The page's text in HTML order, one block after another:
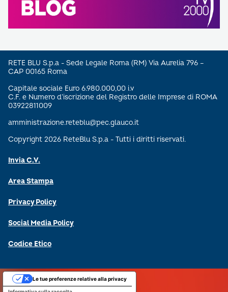
RETE BLU S.p.a - Sede Legale Roma (RM) Via Aurelia 796 –
CAP 00165 Roma
Capitale sociale Euro 6.980.000,00 i.v
C.F. e Numero d’iscrizione del Registro delle Imprese di ROMA
03922811009
amministrazione.reteblu@pec.glauco.it
Copyright 2026 ReteBlu S.p.a - Tutti i diritti riservati.
Invia C.V.
Area Stampa
Privacy Policy
Social Media Policy
Codice Etico
Le tue preferenze relative alla privacy